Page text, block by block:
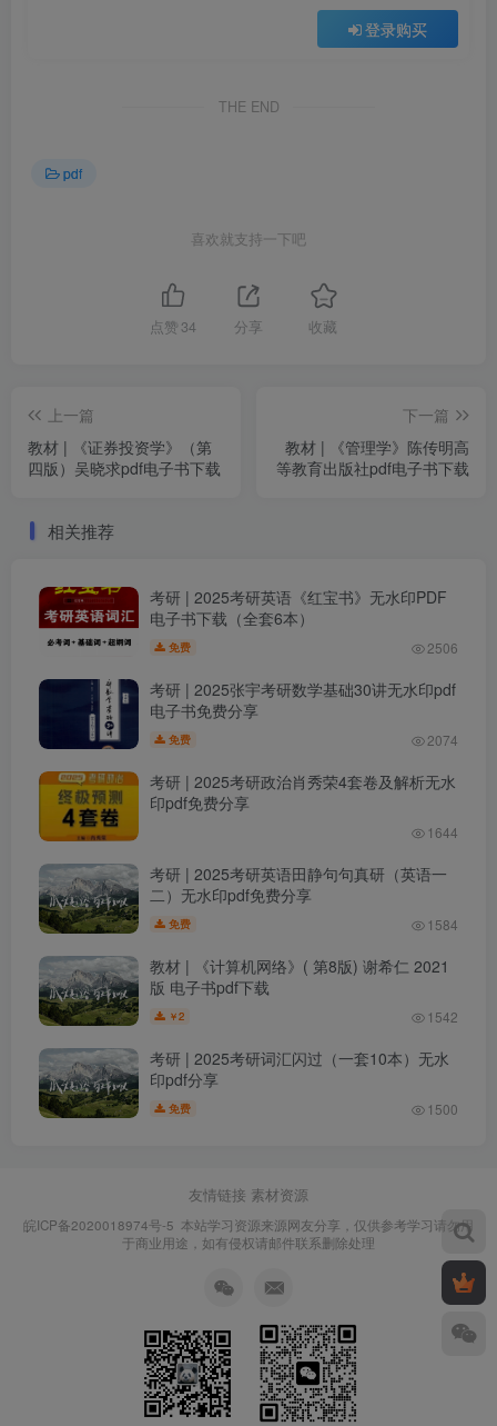
登录购买
THE END
pdf
喜欢就支持一下吧
点赞 34 分享 收藏
上一篇
教材 | 《证券投资学》（第
四版）吴晓求pdf电子书下载
下一篇
教材 | 《管理学》陈传明高
等教育出版社pdf电子书下载
相关推荐
考研 | 2025考研英语《红宝书》无水印PDF
电子书下载（全套6本）
免费 2506
考研 | 2025张宇考研数学基础30讲无水印pdf
电子书免费分享
免费 2074
考研 | 2025考研政治肖秀荣4套卷及解析无水
印pdf免费分享
1644
考研 | 2025考研英语田静句句真研（英语一
二）无水印pdf免费分享
免费 1584
教材 | 《计算机网络》( 第8版) 谢希仁 2021
版 电子书pdf下载
￥2 1542
考研 | 2025考研词汇闪过（一套10本）无水
印pdf分享
免费 1500
友情链接 素材资源
皖ICP备2020018974号-5 本站学习资源来源网友分享，仅供参考学习请勿用
于商业用途，如有侵权请邮件联系删除处理